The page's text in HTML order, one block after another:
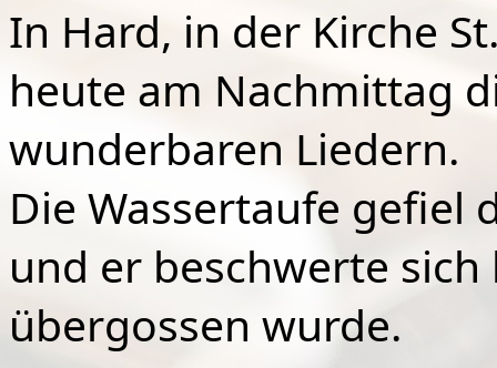
In Hard, in der Kirche
heute am Nachmittag
wunderbaren Liedern.
Die Wassertaufe gefiel
und er beschwerte
übergossen wurde.